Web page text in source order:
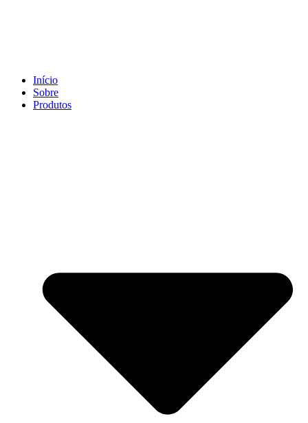
Início
Sobre
Produtos